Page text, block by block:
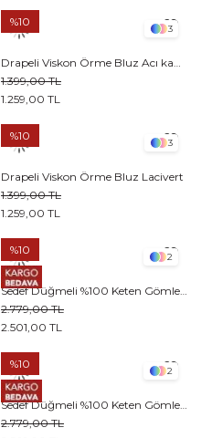
3
1.259,00 TL
1.399,00 TL
%10
3
Drapeli Viskon Örme Bluz Lacivert
1.259,00 TL
1.399,00 TL
%10
2
2.501,00 TL
2.779,00 TL
%10
2
2.779,00 TL
%10